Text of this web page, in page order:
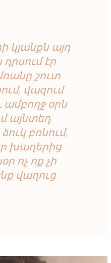
կյանքն այդ
էր
շուտ
վազում
օրն
այնտեղ.
ձուկ բռնում,
խաղերից
ոչ ոք չի
վաղուց